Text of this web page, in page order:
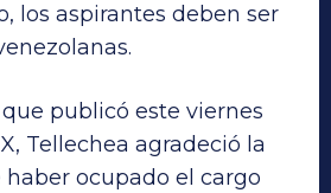
los aspirantes deben ser
publicó este viernes
Tellechea agradeció la
ocupado el cargo